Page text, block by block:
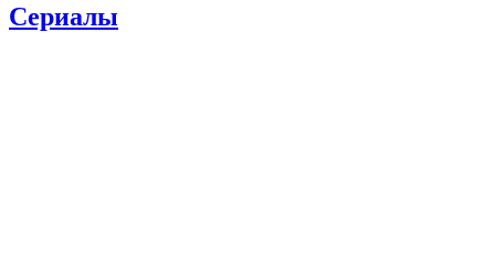
Сериалы